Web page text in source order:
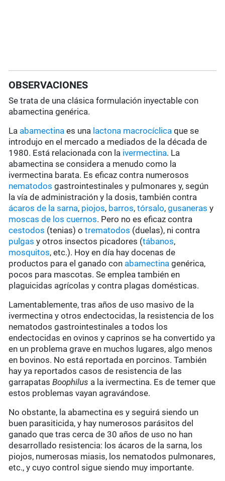
OBSERVACIONES
Se trata de una clásica formulación inyectable con
abamectina genérica.
La abamectina es una lactona macrocíclica que se
introdujo en el mercado a mediados de la década de
1980. Está relacionada con la ivermectina. La
abamectina se considera a menudo como la
ivermectina barata. Es eficaz contra numerosos
nematodos gastrointestinales y pulmonares y, según
la vía de administración y la dosis, también contra
ácaros de la sarna, piojos, barros,tórsalo,gusaneras y
moscas de los cuernos. Pero no es eficaz contra
cestodos (tenias) otrematodos (duelas), ni contra
pulgas y otros insectos picadores (tábanos,
mosquitos, etc.). Hoy en día hay docenas de
productos para el ganado con abamectina genérica,
pocos para mascotas. Se emplea también en
plaguicidas agrícolas y contra plagas domésticas.
Lamentablemente, tras años de uso masivo de la
ivermectina y otros endectocidas, la resistencia de los
nematodos gastrointestinales a todos los
endectocidas en ovinos y caprinos se ha convertido ya
en un problema grave en muchos lugares, algo menos
en bovinos. No está reportada en porcinos. También
hay ya reportados casos de resistencia de las
garrapatasBoophilus a la ivermectina. Es de temer que
estos problemas vayan agravándose.
No obstante, la abamectina es y seguirá siendo un
buen parasiticida, y hay numerosos parásitos del
ganado que tras cerca de 30 años de uso no han
desarrollado resistencia: los ácaros de la sarna, los
piojos, numerosas miasis, los nematodos pulmonares,
etc., y cuyo control sigue siendo muy importante.